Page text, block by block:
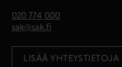
020 774 000
sak@sak.fi
LISÄÄ YHTEYSTIETOJA